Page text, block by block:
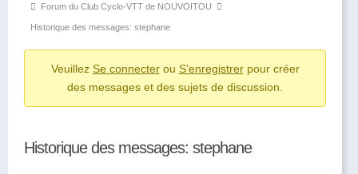
Fil
d’Ariane
forum –
êtes
Forum du Club Cyclo-VTT de NOUVOITOU
Historique des messages: stephane
Veuillez Se connecterou S’enregistrerpour créer
des messages et des sujets de discussion.
Historique des messages: stephane